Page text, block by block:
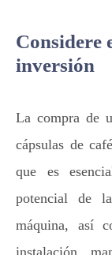
Considere
inversión
La compra de
cápsulas de
que es
potencial de
máquina, así
instalación,